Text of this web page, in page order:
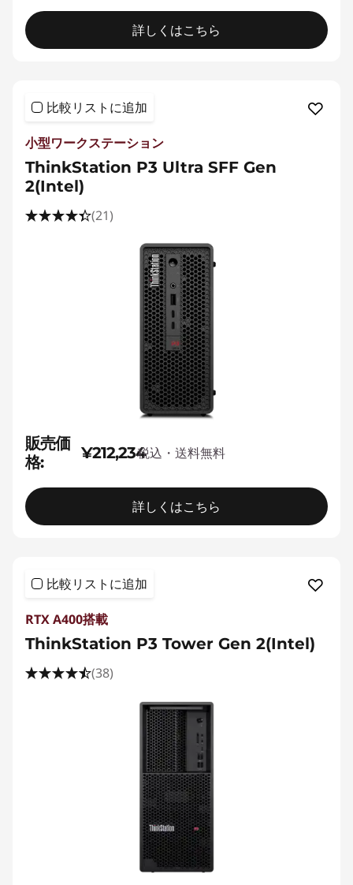
詳しくはこちら
比較リストに追加
小型ワークステーション
ThinkStation P3 Ultra SFF Gen
2(Intel)
(21)
販売価
格:
¥212,234税込・送料無料
詳しくはこちら
比較リストに追加
RTX A400搭載
ThinkStation P3 Tower Gen 2(Intel)
(38)